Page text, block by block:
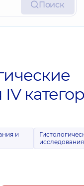
Поиск
и
исследования